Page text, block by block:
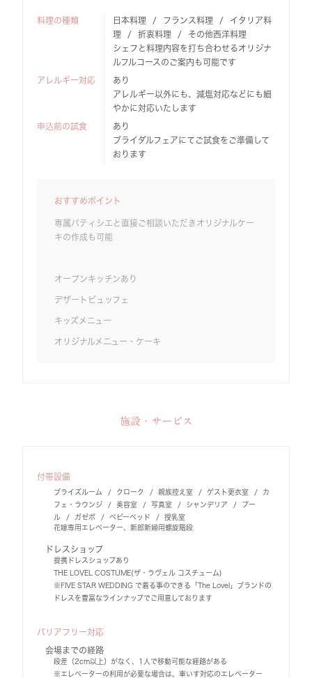
料理の種類 日本料理 フランス料理
イタリア料
理
折衷料理
その他西洋料理
シェフと料理内容を打ち合わせるオリジナ
ルフルコースのご案内も可能です
アレルギー対応
あり
アレルギー以外にも、減塩対応などにも細
やかに対応いたします
申込前の試食
あり
ブライダルフェアにてご試食をご準備して
おります
おすすめポイント
専属パティシエと直接ご相談いただきオリジナルケー
キの作成も可能
オープンキッチンあり
デザートビュッフェ
キッズメニュー
オリジナルメニュー・ケーキ
施設・サービス
付帯設備
ブライズルーム クローク 親族控え室 ゲスト更衣室
カ
フェ・ラウンジ
美容室 写真室 シャンデリア
プー
ル
ガゼボ ベビーベッド
授乳室
花嫁専用エレベーター、新郎新婦用螺旋階段
ドレスショップ
提携ドレスショップあり
THE LOVEL COSTUME(ザ・ラヴェル コスチューム)
※FIVE STAR WEDDING で着る事のできる「The Lovel」ブランドの
ドレスを豊富なラインナップでご用意しております
バリアフリー対応
会場までの経路
段差（2cm以上）がなく、1人で移動可能な経路がある
※エレベーターの利用が必要な場合は、車いす対応のエレベーター